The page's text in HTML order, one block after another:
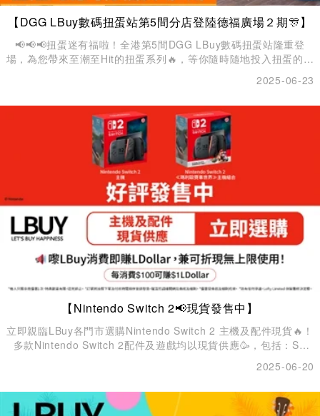
【DGG LBuy數碼扭蛋站第5間分店登陸德福廣場２期🎊】
📢📢📢扭蛋迷有福啦！全港第5間DGG LBuy數碼扭蛋站隆重登
場，為您帶來至潮至Hit的扭蛋系列🔥，等你隨時隨地投入扭蛋的奇
比、Miffy等角色，或各種動漫聯名扭蛋，新店都通通齊備，讓你一
DGG數碼扭蛋站支援Apple Pay、微信支付、Google Pay、
Visa、Mastercard、PayMe、支付寶、AlipayHK同Samsung
Pay，下載LBuy App成為會員即可扭蛋，唔使花時間唱散銀😄。
2025-06-23
【Nintendo Switch 2📢現貨發售中】
立即親臨LBuy各門市選購Nintendo Switch 2 主機及配件現貨🔥！
多款Nintendo Switch 2配件及遊戲均以現貨供應🥳，包括：SD
爾達傳說 曠野之息 Nintendo Switch 2 Edition等。快啲嚟LBuy一
2025-06-20